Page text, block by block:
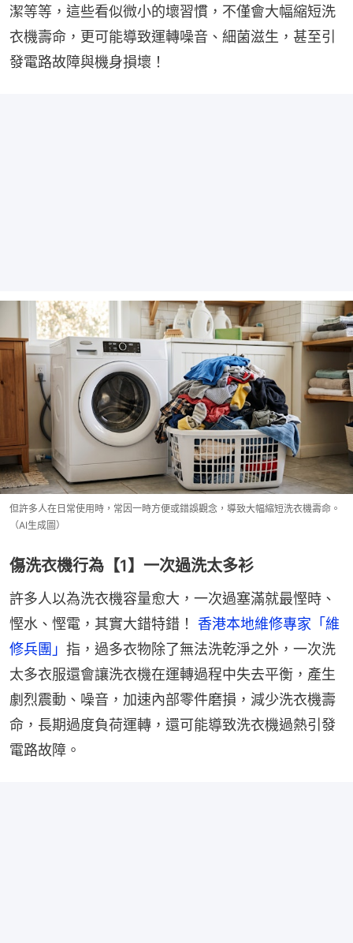
潔等等，這些看似微小的壞習慣，不僅會大幅縮短洗
衣機壽命，更可能導致運轉噪音、細菌滋生，甚至引
發電路故障與機身損壞！
但許多人在日常使用時，常因一時方便或錯誤觀念，導致大幅縮短洗衣機壽命。
（AI生成圖）
傷洗衣機行為【1】一次過洗太多衫
許多人以為洗衣機容量愈大，一次過塞滿就最慳時、
慳水、慳電，其實大錯特錯！ 香港本地維修專家「維
修兵團」 指，過多衣物除了無法洗乾淨之外，一次洗
太多衣服還會讓洗衣機在運轉過程中失去平衡，產生
劇烈震動、噪音，加速內部零件磨損，減少洗衣機壽
命，長期過度負荷運轉，還可能導致洗衣機過熱引發
電路故障。